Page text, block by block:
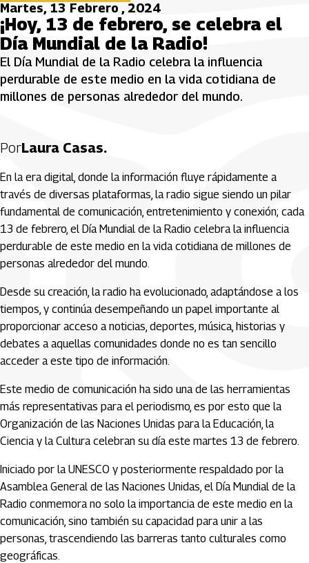
Martes, 13 Febrero , 2024
¡Hoy, 13 de febrero, se celebra el
Día Mundial de la Radio!
El Día Mundial de la Radio celebra la influencia
perdurable de este medio en la vida cotidiana de
millones de personas alrededor del mundo.
PorLaura Casas.
En la era digital, donde la información fluye rápidamente a
través de diversas plataformas, la radio sigue siendo un pilar
fundamental de comunicación, entretenimiento y conexión; cada
13 de febrero, el Día Mundial de la Radio celebra la influencia
perdurable de este medio en la vida cotidiana de millones de
personas alrededor del mundo.
Desde su creación, la radio ha evolucionado, adaptándose a los
tiempos, y continúa desempeñando un papel importante al
proporcionar acceso a noticias, deportes, música, historias y
debates a aquellas comunidades donde no es tan sencillo
acceder a este tipo de información.
Este medio de comunicación ha sido una de las herramientas
más representativas para el periodismo, es por esto que la
Organización de las Naciones Unidas para la Educación, la
Ciencia y la Cultura celebran su día este martes 13 de febrero.
Iniciado por la UNESCO y posteriormente respaldado por la
Asamblea General de las Naciones Unidas, el Día Mundial de la
Radio conmemora no solo la importancia de este medio en la
comunicación, sino también su capacidad para unir a las
personas, trascendiendo las barreras tanto culturales como
geográficas.